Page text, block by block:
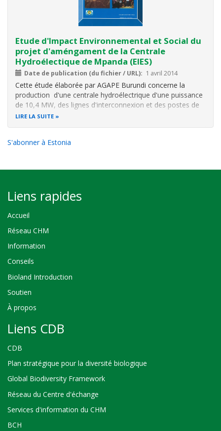
Etude d'Impact Environnemental et Social du
projet d'améngament de la Centrale
Hydroélectique de Mpanda (EIES)
Date de publication (du fichier / URL) 1 avril 2014
Cette étude élaborée par AGAPE Burundi concerne la
production d'une centrale hydroélectrique d'une puissance
de 10,4 MW, des lignes d'interconnexion et des postes de
raccordement.
L’objectif global de l’aménagement du Centrale
Hydroélectrique (CHE) Mpanda est d’améliorer la durabilité
LIRE LA SUITE
S'abonner à Estonia
Liens rapides
Accueil
Réseau CHM
Information
Conseils
Bioland Introduction
Soutien
À propos
Liens CDB
CDB
Plan stratégique pour la diversité biologique
Global Biodiversity Framework
Réseau du Centre d'échange
Services d'information du CHM
BCH